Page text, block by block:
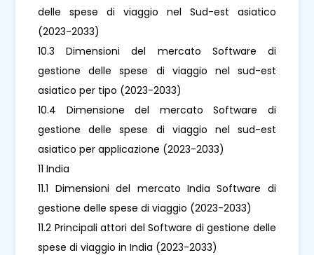
delle spese di viaggio nel Sud-est asiatico
(2023-2033)
10.3 Dimensioni del mercato Software di
gestione delle spese di viaggio nel sud-est
asiatico per tipo (2023-2033)
10.4 Dimensione del mercato Software di
gestione delle spese di viaggio nel sud-est
asiatico per applicazione (2023-2033)
11 India
11.1 Dimensioni del mercato India Software di
gestione delle spese di viaggio (2023-2033)
11.2 Principali attori del Software di gestione delle
spese di viaggio in India (2023-2033)